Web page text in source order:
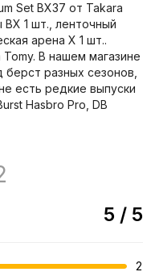
Set BX37 от Takara
1 шт., ленточный
арена X 1 шт..
В нашем магазине
разных сезонов,
есть редкие выпуски
Hasbro Pro, DB
5 / 5
2